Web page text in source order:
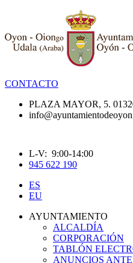
CONTACTO
PLAZA MAYOR, 5.
L-V: 9:00-14:00
945 622 190
ES
EU
AYUNTAMIENTO
ALCALDÍA
CORPORACIÓN
TABLÓN
ANUNCIOS